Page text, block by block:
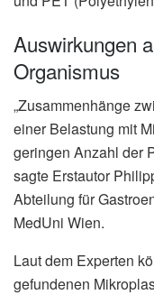
Auswirkungen
Organismus
„Zusammenhänge
einer Belastung mit
geringen Anzahl der
sagte Erstautor
Abteilung für
MedUni Wien.
Laut dem Experten
gefundenen